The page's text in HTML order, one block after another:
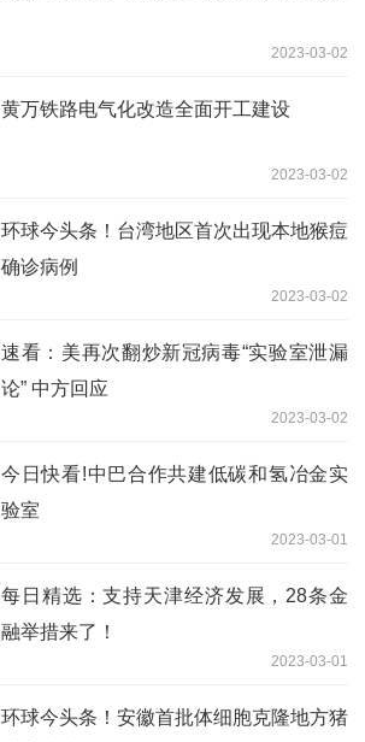
2023-03-02
黄万铁路电气化改造全面开工建设
2023-03-02
环球今头条！台湾地区首次出现本地猴痘
确诊病例
2023-03-02
速看：美再次翻炒新冠病毒“实验室泄漏
论” 中方回应
2023-03-02
今日快看!中巴合作共建低碳和氢冶金实
验室
2023-03-01
每日精选：支持天津经济发展，28条金
融举措来了！
2023-03-01
环球今头条！安徽首批体细胞克隆地方猪